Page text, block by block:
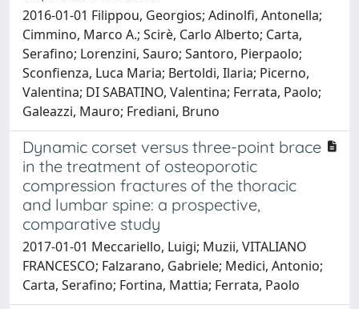
2016-01-01 Filippou, Georgios; Adinolfi, Antonella;
Cimmino, Marco A.; Scirè, Carlo Alberto; Carta,
Serafino; Lorenzini, Sauro; Santoro, Pierpaolo;
Sconfienza, Luca Maria; Bertoldi, Ilaria; Picerno,
Valentina; DI SABATINO, Valentina; Ferrata, Paolo;
Galeazzi, Mauro; Frediani, Bruno
Dynamic corset versus three-point brace
in the treatment of osteoporotic
compression fractures of the thoracic
and lumbar spine: a prospective,
comparative study
2017-01-01 Meccariello, Luigi; Muzii, VITALIANO
FRANCESCO; Falzarano, Gabriele; Medici, Antonio;
Carta, Serafino; Fortina, Mattia; Ferrata, Paolo